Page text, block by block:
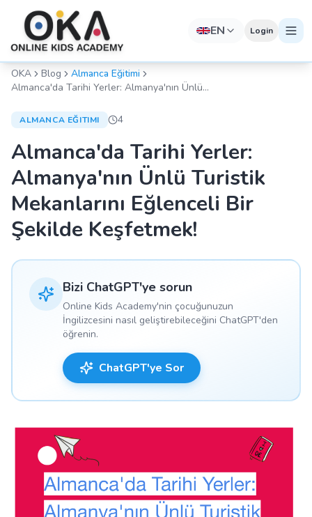
EN Login
OKA Blog
Almanca Eğitimi
Almanca'da Tarihi Yerler: Almanya'nın Ünlü
Keşfetmek!
ALMANCA EĞITIMI 4
Almanca'da Tarihi Yerler:
Almanya'nın Ünlü Turistik
Mekanlarını Eğlenceli Bir
Şekilde Keşfetmek!
Bizi ChatGPT'ye sorun
Online Kids Academy'nin çocuğunuzun
İngilizcesini nasıl geliştirebileceğini ChatGPT'den
öğrenin.
ChatGPT'ye Sor